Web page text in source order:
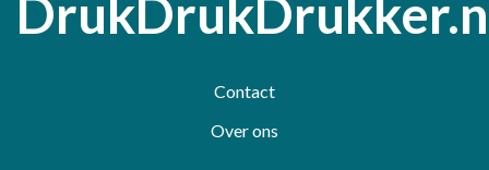
Contact
Over ons